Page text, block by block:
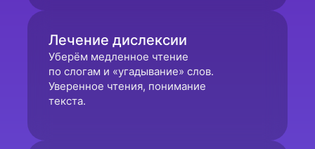
Лечение дислексии
Уберём медленное чтение
по слогам и «угадывание» слов.
Уверенное чтения, понимание
текста.